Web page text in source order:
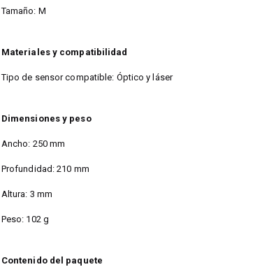
Tamaño: M
Materiales y compatibilidad
Tipo de sensor compatible: Óptico y láser
Dimensiones y peso
Ancho: 250 mm
Profundidad: 210 mm
Altura: 3 mm
Peso: 102 g
Contenido del paquete